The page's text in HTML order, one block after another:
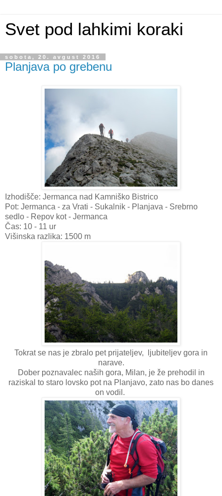
Svet pod lahkimi koraki
sobota, 20. avgust 2016
Planjava po grebenu
Izhodišče: Jermanca nad Kamniško Bistrico
Pot: Jermanca - za Vrati - Sukalnik - Planjava - Srebrno
sedlo - Repov kot - Jermanca
Čas: 10 - 11 ur
Višinska razlika: 1500 m
Tokrat se nas je zbralo pet prijateljev, ljubiteljev gora in
narave.
Dober poznavalec naših gora, Milan, je že prehodil in
raziskal to staro lovsko pot na Planjavo, zato nas bo danes
on vodil.